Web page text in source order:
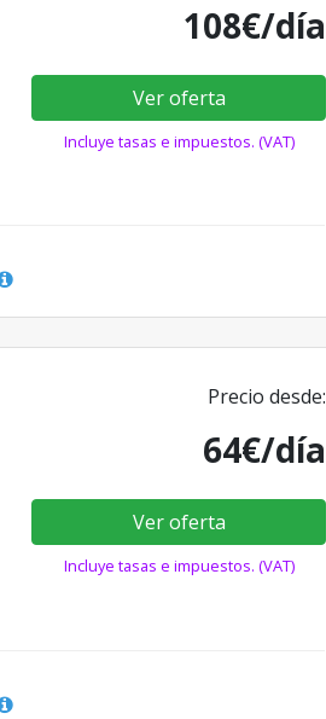
108€/día
Ver oferta
Incluye tasas e impuestos. (VAT)
Precio desde:
64€/día
Ver oferta
Incluye tasas e impuestos. (VAT)